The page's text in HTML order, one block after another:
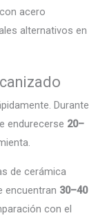
acero
alternativos en
Durante
endurecerse 20–
de cerámica
encuentran 30–40
con el